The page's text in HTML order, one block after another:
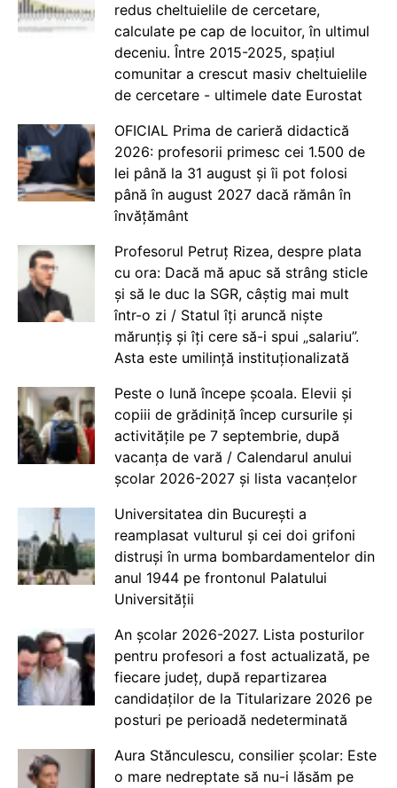
redus cheltuielile de cercetare,
calculate pe cap de locuitor, în ultimul
deceniu. Între 2015-2025, spațiul
comunitar a crescut masiv cheltuielile
de cercetare - ultimele date Eurostat
OFICIAL Prima de carieră didactică
2026: profesorii primesc cei 1.500 de
lei până la 31 august și îi pot folosi
până în august 2027 dacă rămân în
învățământ
Profesorul Petruț Rizea, despre plata
cu ora: Dacă mă apuc să strâng sticle
și să le duc la SGR, câștig mai mult
într-o zi / Statul îți aruncă niște
mărunțiș și îți cere să-i spui „salariu”.
Asta este umilință instituționalizată
Peste o lună începe școala. Elevii și
copiii de grădiniță încep cursurile și
activitățile pe 7 septembrie, după
vacanța de vară / Calendarul anului
școlar 2026-2027 și lista vacanțelor
Universitatea din București a
reamplasat vulturul și cei doi grifoni
distruși în urma bombardamentelor din
anul 1944 pe frontonul Palatului
Universității
An școlar 2026-2027. Lista posturilor
pentru profesori a fost actualizată, pe
fiecare județ, după repartizarea
candidaților de la Titularizare 2026 pe
posturi pe perioadă nedeterminată
Aura Stănculescu, consilier școlar: Este
o mare nedreptate să nu-i lăsăm pe